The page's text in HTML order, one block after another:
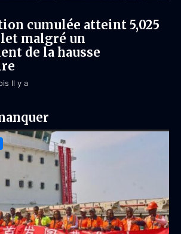
cumulée atteint 5,025
malgré un
de la hausse
Il y a